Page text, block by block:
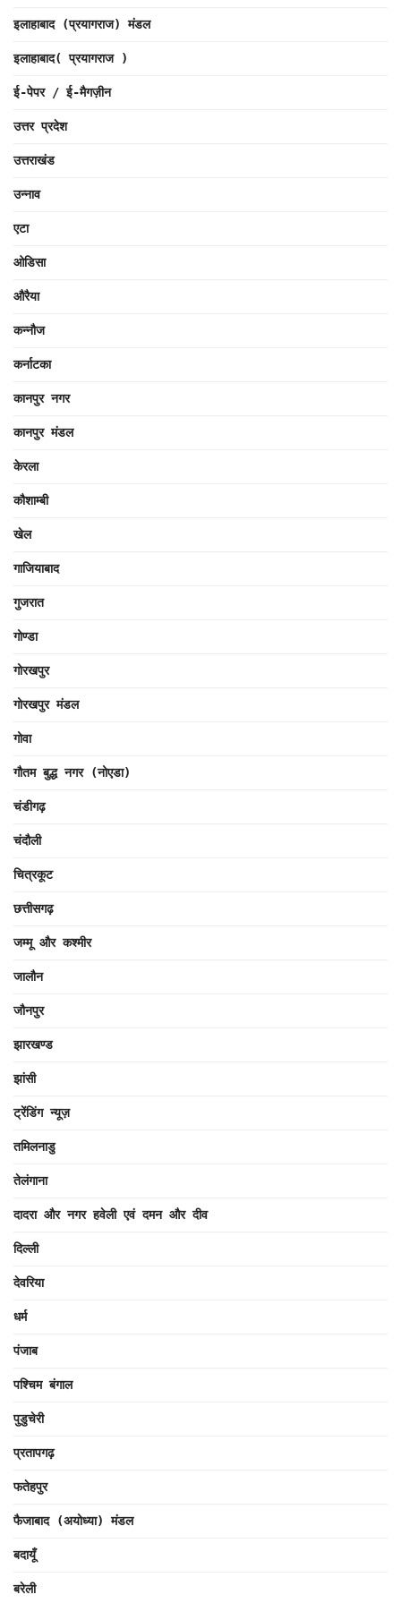
इलाहाबाद (प्रयागराज) मंडल
इलाहाबाद( प्रयागराज )
ई-पेपर / ई-मैगज़ीन
उत्तर प्रदेश
उत्तराखंड
उन्नाव
एटा
ओडिसा
औरैया
कन्नौज
कर्नाटका
कानपुर नगर
कानपुर मंडल
केरला
कौशाम्बी
खेल
गाजियाबाद
गुजरात
गोण्डा
गोरखपुर
गोरखपुर मंडल
गोवा
गौतम बुद्ध नगर (नोएडा)
चंडीगढ़
चंदौली
चित्रकूट
छत्तीसगढ़
जम्मू और कश्मीर
जालौन
जौनपुर
झारखण्ड
झांसी
ट्रेंडिंग न्यूज़
तमिलनाडु
तेलंगाना
दादरा और नगर हवेली एवं दमन और दीव
दिल्ली
देवरिया
धर्म
पंजाब
पश्चिम बंगाल
पुडुचेरी
प्रतापगढ़
फतेहपुर
फैजाबाद (अयोध्या) मंडल
बदायूँ
बरेली